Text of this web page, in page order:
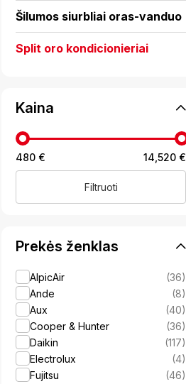
Šilumos siurbliai oras-vanduo
Split oro kondicionieriai
Kaina
Min
Maks
Filtruoti
480 € 14,520 €
Prekės ženklas
AlpicAir
(36)
Ande
(8)
Aux
(40)
Cooper & Hunter
(36)
Daikin
(117)
Electrolux
(4)
Fujitsu
(46)